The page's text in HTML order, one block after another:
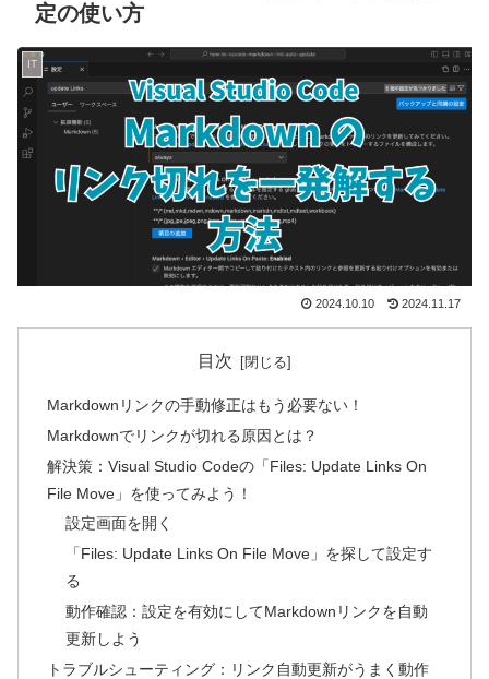
定の使い方
IT
2024.10.10 2024.11.17
目次
Markdownリンクの手動修正はもう必要ない！
Markdownでリンクが切れる原因とは？
解決策：Visual Studio Codeの「Files: Update Links On
File Move」を使ってみよう！
設定画面を開く
「Files: Update Links On File Move」を探して設定す
る
動作確認：設定を有効にしてMarkdownリンクを自動
更新しよう
トラブルシューティング：リンク自動更新がうまく動作